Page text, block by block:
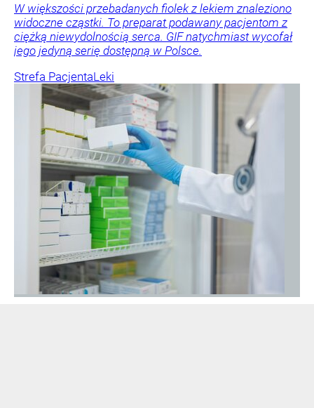
W większości przebadanych fiolek z lekiem znaleziono
widoczne cząstki. To preparat podawany pacjentom z
ciężką niewydolnością serca. GIF natychmiast wycofał
jego jedyną serię dostępną w Polsce.
Strefa PacjentaLeki